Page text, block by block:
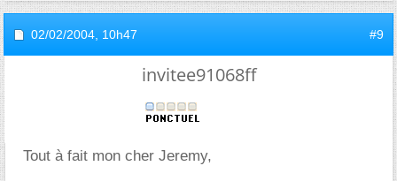
02/02/2004, 10h47 #9
invitee91068ff
Tout à fait mon cher Jeremy,